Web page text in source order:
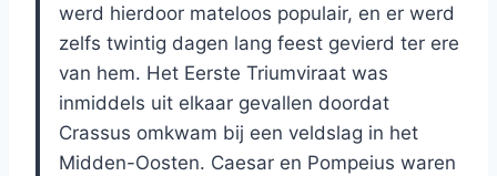
werd hierdoor mateloos populair, en er werd
zelfs twintig dagen lang feest gevierd ter ere
van hem. Het Eerste Triumviraat was
inmiddels uit elkaar gevallen doordat
Crassus omkwam bij een veldslag in het
Midden-Oosten. Caesar en Pompeius waren